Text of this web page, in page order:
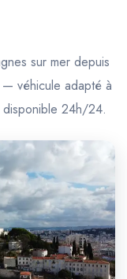
sur mer depuis
— véhicule adapté à
24h/24.